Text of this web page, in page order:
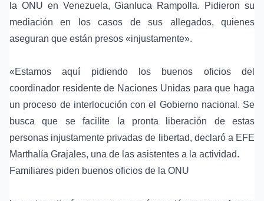
la ONU en Venezuela, Gianluca Rampolla. Pidieron su
mediación en los casos de sus allegados, quienes
aseguran que están presos «injustamente».
«Estamos aquí pidiendo los buenos oficios del
coordinador residente de Naciones Unidas para que haga
un proceso de interlocución con el Gobierno nacional. Se
busca que se facilite la pronta liberación de estas
personas injustamente privadas de libertad, declaró a EFE
Marthalía Grajales, una de las asistentes a la actividad.
Familiares piden buenos oficios de la ONU